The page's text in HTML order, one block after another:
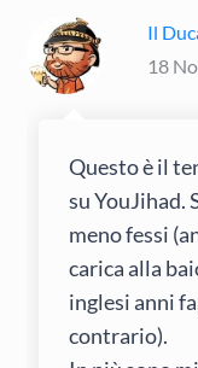
Il
18
Questo è il
su YouJihad.
meno fessi
carica alla
inglesi anni
contrario).